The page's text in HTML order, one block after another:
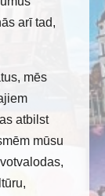
arī tad,
mēs
atbilst
mūsu